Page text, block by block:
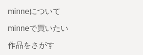
minneについて
minneで買いたい
作品をさがす